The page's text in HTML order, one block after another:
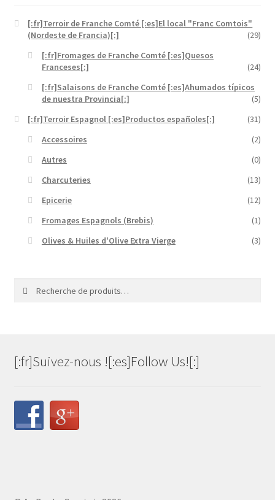
[:fr]Terroir de Franche Comté [:es]El local "Franc Comtois"
(Nordeste de Francia)[:]
(29)
[:fr]Fromages de Franche Comté [:es]Quesos
Franceses[:]
(24)
[:fr]Salaisons de Franche Comté [:es]Ahumados típicos
de nuestra Provincia[:]
(5)
[:fr]Terroir Espagnol [:es]Productos españoles[:]
(31)
Accessoires
(2)
Autres
(0)
Charcuteries
(13)
Epicerie
(12)
Fromages Espagnols (Brebis)
(1)
Olives & Huiles d'Olive Extra Vierge
(3)
[:fr]Suivez-nous ![:es]Follow Us![:]